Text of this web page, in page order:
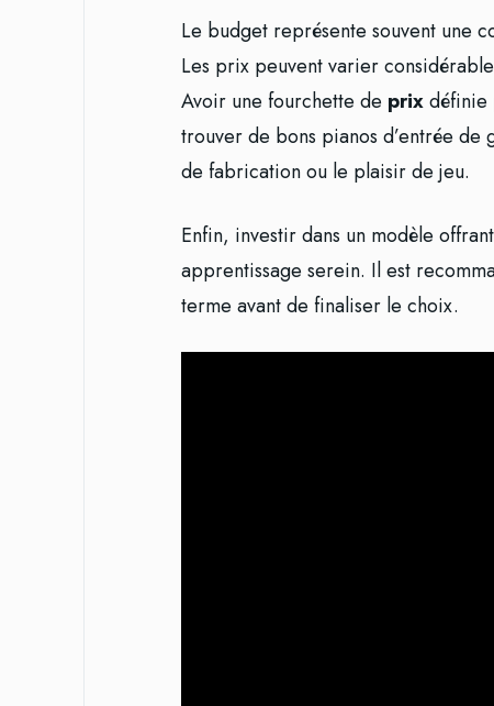
Le budget représente souvent une
Les prix peuvent varier
Avoir une fourchette de prixdéfinie
trouver de bons pianos d’entrée
de fabrication ou le plaisir de jeu.
Enfin, investir dans un modèle
apprentissage serein. Il est
terme avant de finaliser le choix.